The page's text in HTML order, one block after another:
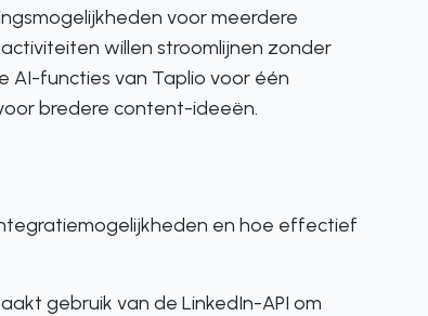
voor meerdere
willen stroomlijnen zonder
AI-functies van Taplio voor één
bredere content-ideeën.
en hoe effectief
gebruik van de LinkedIn-API om